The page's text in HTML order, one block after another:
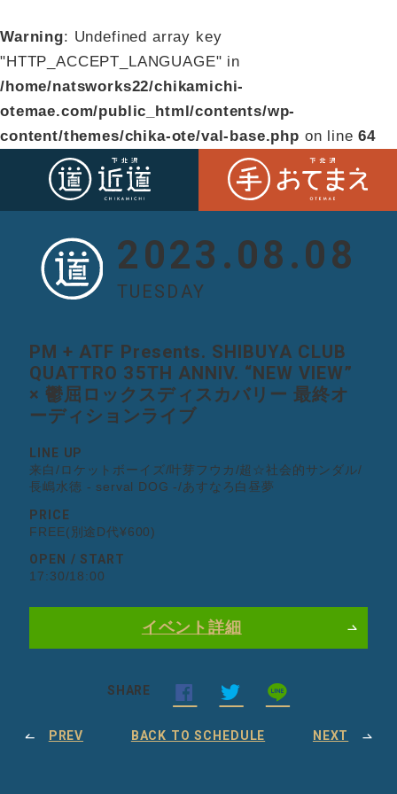
Warning: Undefined array key
"HTTP_ACCEPT_LANGUAGE" in
/home/natsworks22/chikamichi-
otemae.com/public_html/contents/wp-
content/themes/chika-ote/val-base.php on line64
2023.08.08
TUESDAY
PM + ATF Presents. SHIBUYA CLUB
QUATTRO 35TH ANNIV. “NEW VIEW”
× 鬱屈ロックスディスカバリー 最終オ
ーディションライブ
LINE UP
来白/ロケットボーイズ/叶芽フウカ/超☆社会的サンダル/
長嶋水徳 - serval DOG -/あすなろ白昼夢
PRICE
FREE(別途D代¥600)
OPEN / START
17:30/18:00
イベント詳細
SHARE
PREV BACK TO SCHEDULE NEXT